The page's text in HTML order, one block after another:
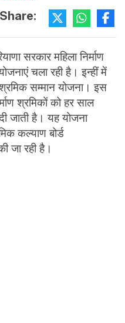
Share:
सरकार महिला निर्माण
चला रही है। इन्हीं में
सम्मान योजना। इस
श्रमिकों को हर साल
जाती है। यह योजना
कल्याण बोर्ड
जा रही है।